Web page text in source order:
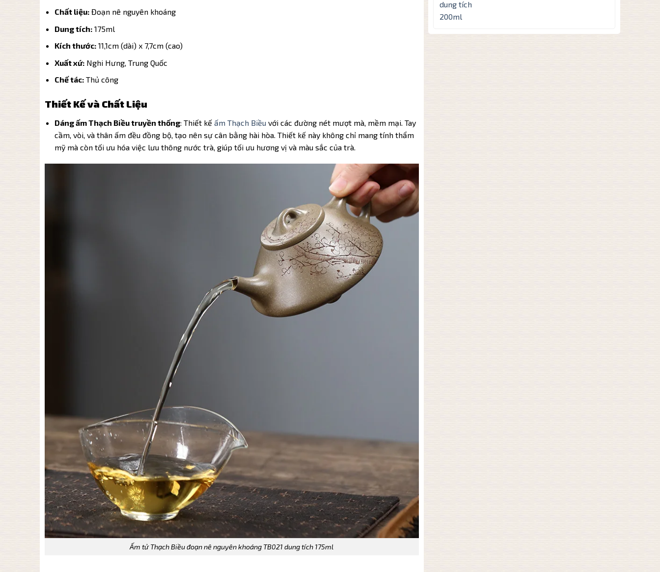
Chất liệu: Đoạn nê nguyên khoáng
Dung tích: 175ml
Kích thước: 11,1cm (dài) x 7,7cm (cao)
Xuất xứ: Nghi Hưng, Trung Quốc
Chế tác: Thủ công
Thiết Kế và Chất Liệu
Dáng ấm Thạch Biều truyền thống: Thiết kếấm Thạch Biều với các đường nét mượt mà, mềm mại. Tay
cầm, vòi, và thân ấm đều đồng bộ, tạo nên sự cân bằng hài hòa. Thiết kế này không chỉ mang tính thẩm
mỹ mà còn tối ưu hóa việc lưu thông nước trà, giúp tối ưu hương vị và màu sắc của trà.
Ấm tử Thạch Biều đoạn nê nguyên khoáng TB021 dung tích 175ml